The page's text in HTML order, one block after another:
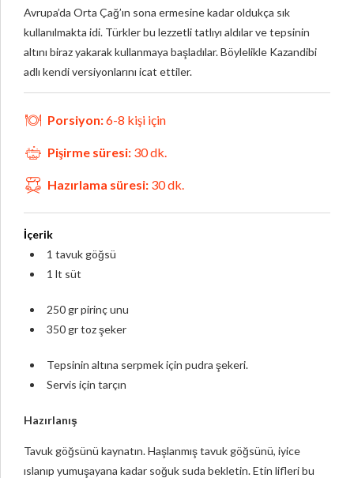
Avrupa’da Orta Çağ’ın sona ermesine kadar oldukça sık
kullanılmakta idi. Türkler bu lezzetli tatlıyı aldılar ve tepsinin
altını biraz yakarak kullanmaya başladılar. Böylelikle Kazandibi
adlı kendi versiyonlarını icat ettiler.
Porsiyon:6-8 kişi için
Pişirme süresi: 30 dk.
Hazırlama süresi: 30 dk.
İçerik
1 tavuk göğsü
1 lt süt
250 gr pirinç unu
350 gr toz şeker
Tepsinin altına serpmek için pudra şekeri.
Servis için tarçın
Hazırlanış
Tavuk göğsünü kaynatın. Haşlanmış tavuk göğsünü, iyice
ıslanıp yumuşayana kadar soğuk suda bekletin. Etin lifleri bu